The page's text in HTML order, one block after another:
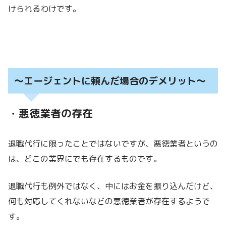
けられるわけです。
～エージェントに頼んだ場合のデメリット～
・悪徳業者の存在
退職代行に限ったことではないですが、悪徳業者というの
は、どこの業界にでも存在するものです。
退職代行も例外ではなく、中にはお金を振り込んだけど、
何も対応してくれないなどの悪徳業者が存在するようで
す。